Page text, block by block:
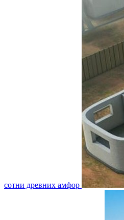
сотни древних амфор